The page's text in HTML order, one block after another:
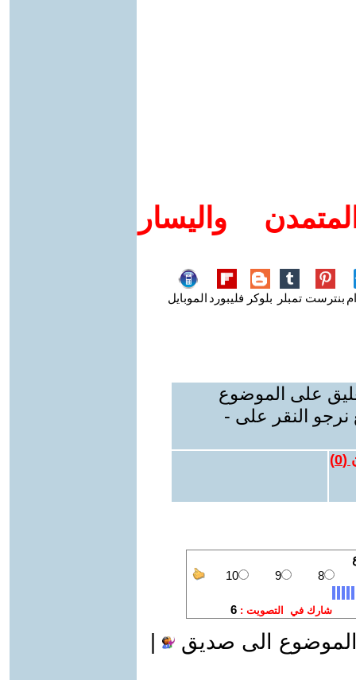
واليسار
بنترست تمبلر بلوكر فليبورد الموبايل
على الموضوع
نرجو النقر على -
(
0
)
الى صديق